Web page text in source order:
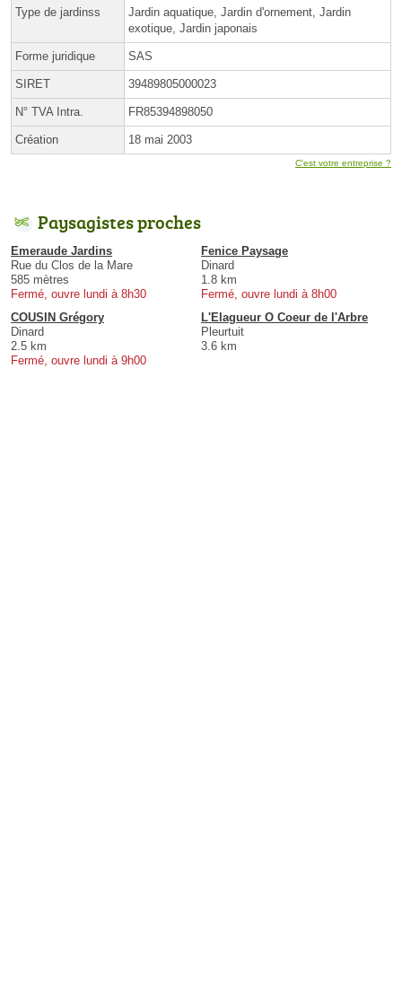
Type de jardinss
Jardin aquatique, Jardin d'ornement, Jardin
exotique, Jardin japonais
Forme juridique SAS
SIRET 39489805000023
N° TVA Intra. FR85394898050
Création 18 mai 2003
C'est votre entreprise ?
Paysagistes proches
Emeraude Jardins
Rue du Clos de la Mare
585 mètres
Fermé, ouvre lundi à 8h30
Fenice Paysage
Dinard
1.8 km
Fermé, ouvre lundi à 8h00
COUSIN Grégory
Dinard
2.5 km
Fermé, ouvre lundi à 9h00
L'Elagueur O Coeur de l'Arbre
Pleurtuit
3.6 km